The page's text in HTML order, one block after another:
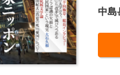
中島